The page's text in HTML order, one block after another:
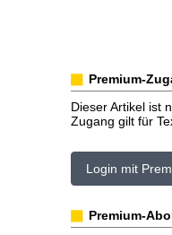
Premium-
Dieser Artikel ist
Zugang gilt für
Login mit
Premium-